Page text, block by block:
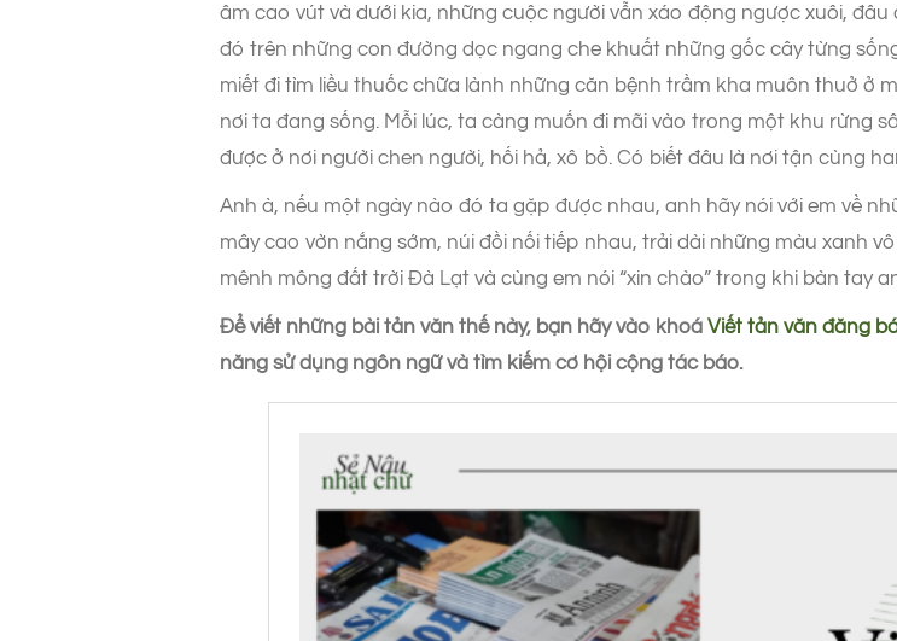
âm cao vút và dưới kia, những cuộc người vẫn xáo động ngược xuôi,
đó trên những con đường dọc ngang che khuất những gốc cây từng
miết đi tìm liều thuốc chữa lành những căn bệnh trầm kha muôn thuở ở
nơi ta đang sống. Mỗi lúc, ta càng muốn đi mãi vào trong một khu rừng
được ở nơi người chen người, hối hả, xô bồ. Có biết đâu là nơi tận cùng
Anh à, nếu một ngày nào đó ta gặp được nhau, anh hãy nói với em về
mây cao vờn nắng sớm, núi đồi nối tiếp nhau, trải dài những màu xanh
mênh mông đất trời Đà Lạt và cùng em nói “xin chào” trong khi bàn tay
Để viết những bài tản văn thế này, bạn hãy vào khoá Viết tản văn đăng
năng sử dụng ngôn ngữ và tìm kiếm cơ hội cộng tác báo.